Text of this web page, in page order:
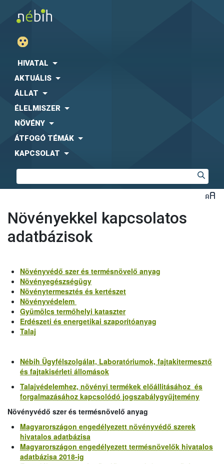
HIVATAL
AKTUÁLIS
ÁLLAT
ÉLELMISZER
NÖVÉNY
ÁTFOGÓ TÉMÁK
KAPCSOLAT
Növényekkel kapcsolatos
adatbázisok
Növényvédő szer és termésnövelő anyag
Növényegészségügy
Növénytermesztés és kertészet
Növényvédelem
Gyümölcs termőhelyi kataszter
Erdészeti és energetikai szaporítóanyag
Talaj
Nébih Ügyfélszolgálat, Laboratóriumok, fajtakitermesztő
és fajtakisérleti állomások
Talajvédelemhez, növényi termékek előállitásához és
forgalmazásához kapcsolódó jogszabálygyűjtemény
Növényvédő szer és termésnövelő anyag
Magyarországon engedélyezett növényvédő szerek
hivatalos adatbázisa
Magyarországon engedélyezett termésnövelők hivatalos
adatbázisa 2018-ig